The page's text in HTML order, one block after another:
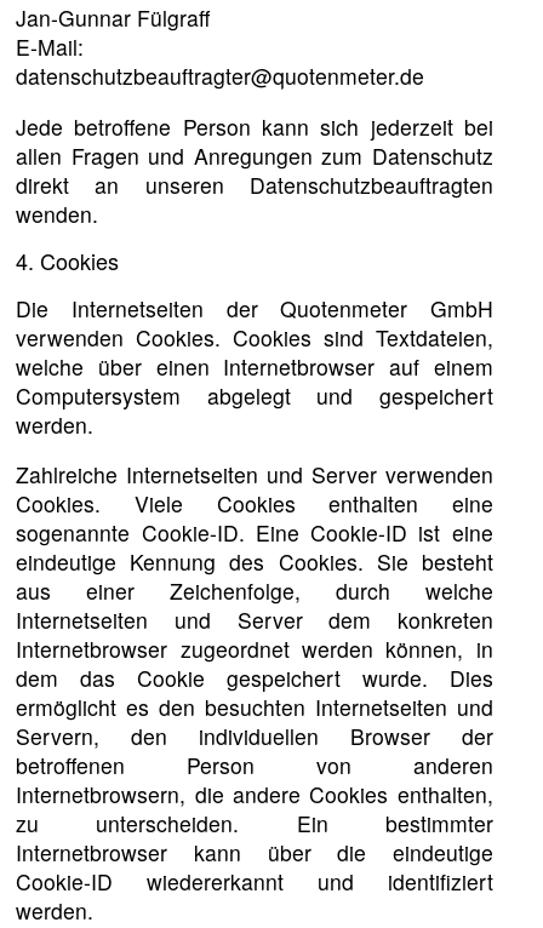
Jan-Gunnar Fülgraff
E-Mail:
datenschutzbeauftragter@quotenmeter.de
Jede betroffene Person kann sich jederzeit bei
allen Fragen und Anregungen zum Datenschutz
direkt an unseren Datenschutzbeauftragten
wenden.
4. Cookies
Die Internetseiten der Quotenmeter GmbH
verwenden Cookies. Cookies sind Textdateien,
welche über einen Internetbrowser auf einem
Computersystem abgelegt und gespeichert
werden.
Zahlreiche Internetseiten und Server verwenden
Cookies. Viele Cookies enthalten eine
sogenannte Cookie-ID. Eine Cookie-ID ist eine
eindeutige Kennung des Cookies. Sie besteht
aus einer Zeichenfolge, durch welche
Internetseiten und Server dem konkreten
Internetbrowser zugeordnet werden können, in
dem das Cookie gespeichert wurde. Dies
ermöglicht es den besuchten Internetseiten und
Servern, den individuellen Browser der
betroffenen Person von anderen
Internetbrowsern, die andere Cookies enthalten,
zu unterscheiden. Ein bestimmter
Internetbrowser kann über die eindeutige
Cookie-ID wiedererkannt und identifiziert
werden.